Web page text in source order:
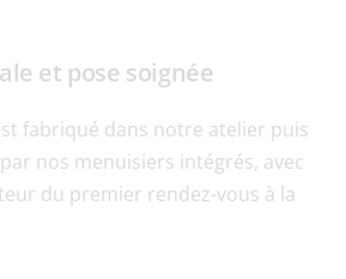
et pose soignée
fabriqué dans notre atelier puis
nos menuisiers intégrés, avec
du premier rendez-vous à la